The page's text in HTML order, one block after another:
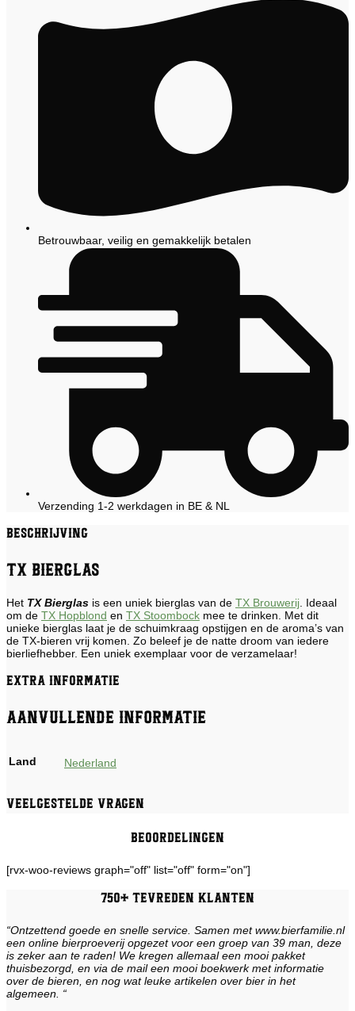
Betrouwbaar, veilig en gemakkelijk betalen
Verzending 1-2 werkdagen in BE & NL
Beschrijving
TX Bierglas
Het TX Bierglas is een uniek bierglas van de TX Brouwerij . Ideaal
om de TX Hopblond en TX Stoombock mee te drinken. Met dit
unieke bierglas laat je de schuimkraag opstijgen en de aroma’s van
de TX-bieren vrij komen. Zo beleef je de natte droom van iedere
bierliefhebber. Een uniek exemplaar voor de verzamelaar!
Extra informatie
Aanvullende informatie
Land Nederland
Veelgestelde vragen
Beoordelingen
[rvx-woo-reviews graph="off" list="off" form="on"]
750+ tevreden klanten
“Ontzettend goede en snelle service. Samen met www.bierfamilie.nl
een online bierproeverij opgezet voor een groep van 39 man, deze
is zeker aan te raden! We kregen allemaal een mooi pakket
thuisbezorgd, en via de mail een mooi boekwerk met informatie
over de bieren, en nog wat leuke artikelen over bier in het
algemeen. “